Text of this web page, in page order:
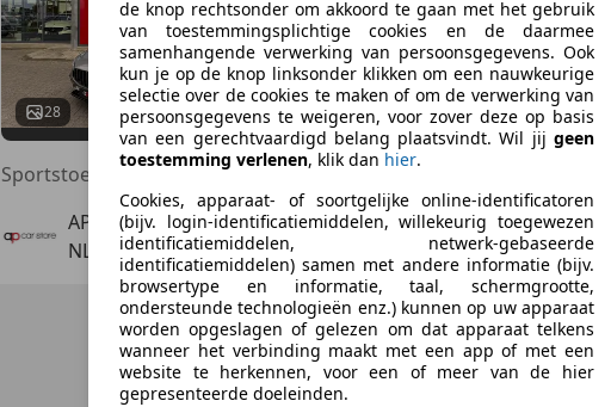
28 08/2023 43.853 km
AP Car Store B.V.
NL-5705 DK HELMOND
de knop rechtsonder om akkoord te gaan met het gebruik
van toestemmingsplichtige cookies en de daarmee
samenhangende verwerking van persoonsgegevens. Ook
kun je op de knop linksonder klikken om een nauwkeurige
selectie over de cookies te maken of om de verwerking van
persoonsgegevens te weigeren, voor zover deze op basis
van een gerechtvaardigd belang plaatsvindt. Wil jij geen
toestemming verlenen, klik dan hier.
Cookies, apparaat- of soortgelijke online-identificatoren
(bijv. login-identificatiemiddelen, willekeurig toegewezen
identificatiemiddelen, netwerk-gebaseerde
identificatiemiddelen) samen met andere informatie (bijv.
browsertype en informatie, taal, schermgrootte,
ondersteunde technologieën enz.) kunnen op uw apparaat
worden opgeslagen of gelezen om dat apparaat telkens
wanneer het verbinding maakt met een app of met een
website te herkennen, voor een of meer van de hier
gepresenteerde doeleinden.